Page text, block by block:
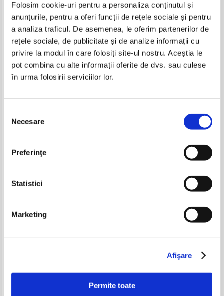
Folosim cookie-uri pentru a personaliza conținutul și
anunțurile, pentru a oferi funcții de rețele sociale și pentru
a analiza traficul. De asemenea, le oferim partenerilor de
rețele sociale, de publicitate și de analize informații cu
privire la modul în care folosiți site-ul nostru. Aceștia le
pot combina cu alte informații oferite de dvs. sau culese
în urma folosirii serviciilor lor.
consimțământului
Necesare
Preferinţe
Statistici
Marketing
Afişare
Permite toate
Cicerone - Oeuvres completes
(volumul 17, 1920)
Pret: 120,00Lei 78,00 Lei
Adaugă în coș
Fritz Schwartz - Die Kunst fur
Alle (1911)
Pret:170,00Lei 110,50 Lei
P. Gilis - Precis d'embryologie
S. Jadassohn - 2 carti colegate